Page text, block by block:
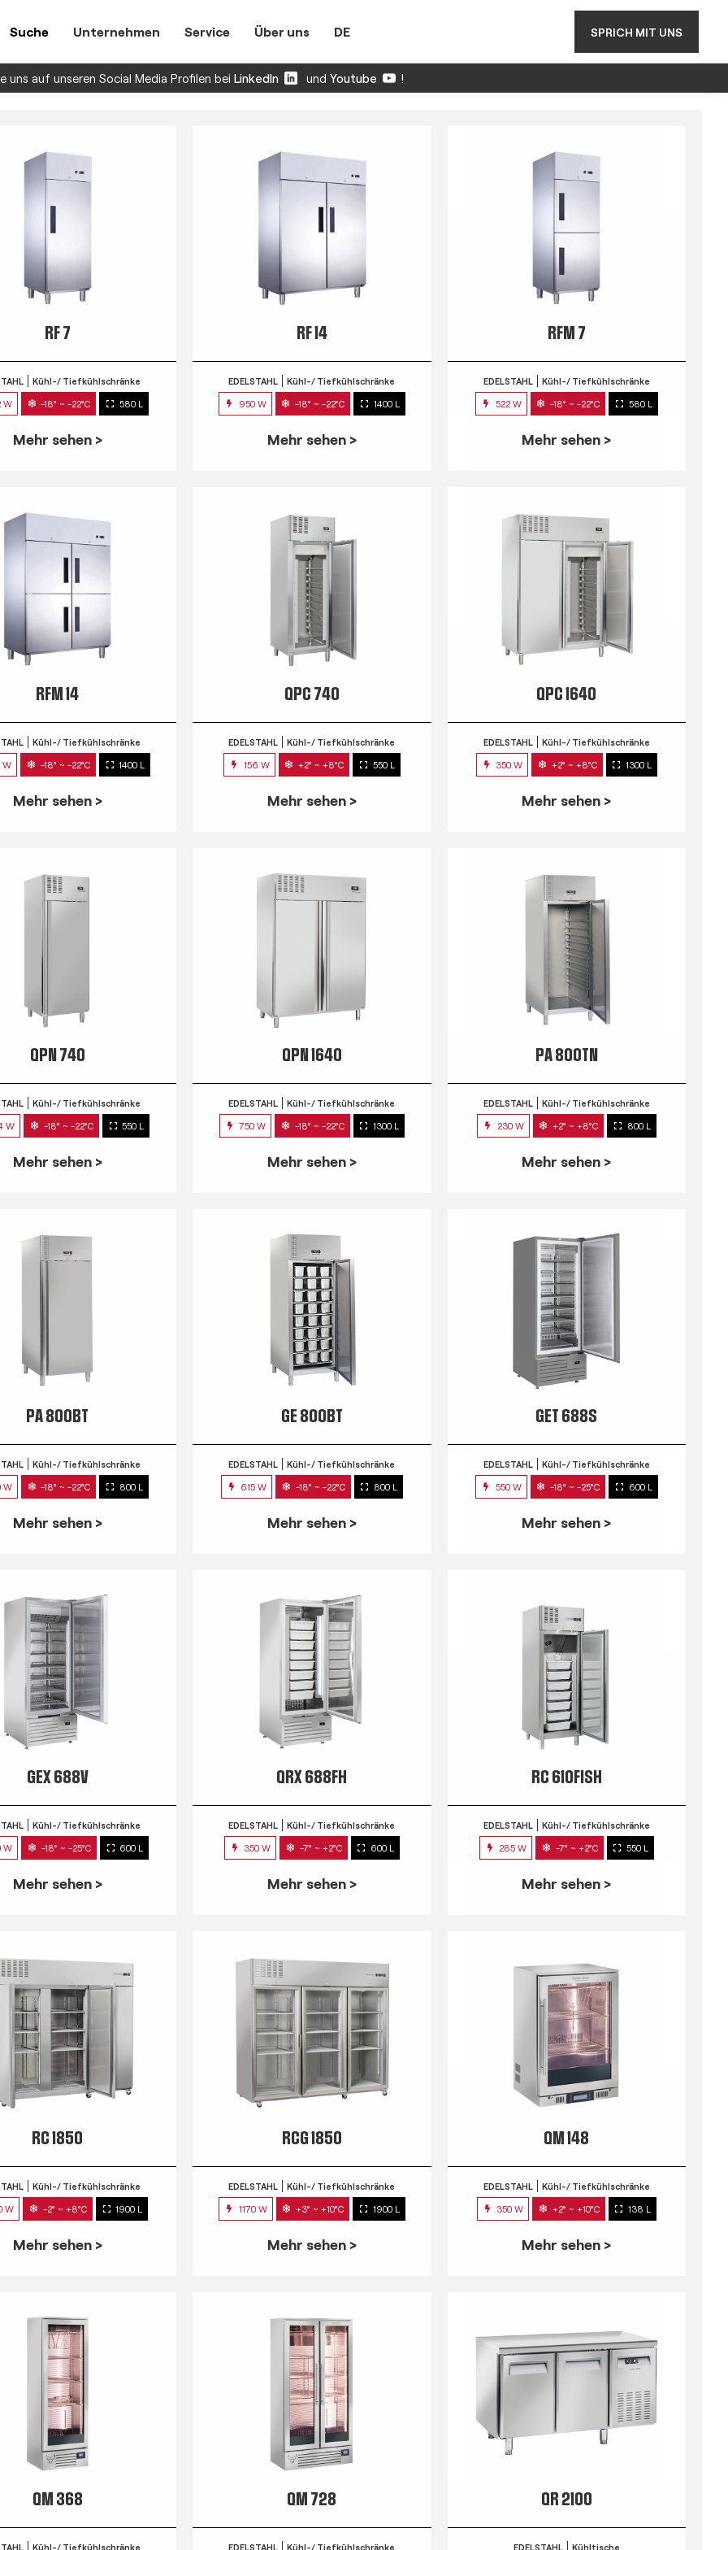
Suche Unternehmen Service Über uns DE SPRICH MIT UNS
uns auf unseren Social Media Profilen bei LinkedIn und Youtube !
RF 7
Kühl-/ Tiefkühlschränke
W -18° ~ -22°C 580 L
Mehr sehen >
RF 14
EDELSTAHL Kühl-/ Tiefkühlschränke
950 W -18° ~ -22°C 1400 L
Mehr sehen >
RFM 7
EDELSTAHL Kühl-/ Tiefkühlschränke
522 W -18° ~ -22°C 580 L
Mehr sehen >
RFM 14
Kühl-/ Tiefkühlschränke
W -18° ~ -22°C 1400 L
Mehr sehen >
QPC 740
EDELSTAHL Kühl-/ Tiefkühlschränke
156 W +2° ~ +8°C 550 L
Mehr sehen >
QPC 1640
EDELSTAHL Kühl-/ Tiefkühlschränke
350 W +2° ~ +8°C 1300 L
Mehr sehen >
QPN 740
Kühl-/ Tiefkühlschränke
W -18° ~ -22°C 550 L
Mehr sehen >
QPN 1640
EDELSTAHL Kühl-/ Tiefkühlschränke
750 W -18° ~ -22°C 1300 L
Mehr sehen >
PA 800TN
EDELSTAHL Kühl-/ Tiefkühlschränke
230 W +2° ~ +8°C 800 L
Mehr sehen >
PA 800BT
Kühl-/ Tiefkühlschränke
W -18° ~ -22°C 800 L
Mehr sehen >
GE 800BT
EDELSTAHL Kühl-/ Tiefkühlschränke
615 W -18° ~ -22°C 800 L
Mehr sehen >
GET 688S
EDELSTAHL Kühl-/ Tiefkühlschränke
550 W -18° ~ -25°C 600 L
Mehr sehen >
GEX 688V
Kühl-/ Tiefkühlschränke
W -18° ~ -25°C 600 L
Mehr sehen >
QRX 688FH
EDELSTAHL Kühl-/ Tiefkühlschränke
350 W -7° ~ +2°C 600 L
Mehr sehen >
RC 610FISH
EDELSTAHL Kühl-/ Tiefkühlschränke
285 W -7° ~ +2°C 550 L
Mehr sehen >
RC 1850
Kühl-/ Tiefkühlschränke
W -2° ~ +8°C 1900 L
Mehr sehen >
RCG 1850
EDELSTAHL Kühl-/ Tiefkühlschränke
1170 W +3° ~ +10°C 1900 L
Mehr sehen >
QM 148
EDELSTAHL Kühl-/ Tiefkühlschränke
350 W +2° ~ +10°C 138 L
Mehr sehen >
QM 368
Kühl-/ Tiefkühlschränke
QM 728
EDELSTAHL Kühl-/ Tiefkühlschränke
QR 2100
EDELSTAHL Kühltische